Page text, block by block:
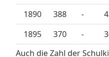
1890
388 -
1895
370 -
Auch die Zahl der